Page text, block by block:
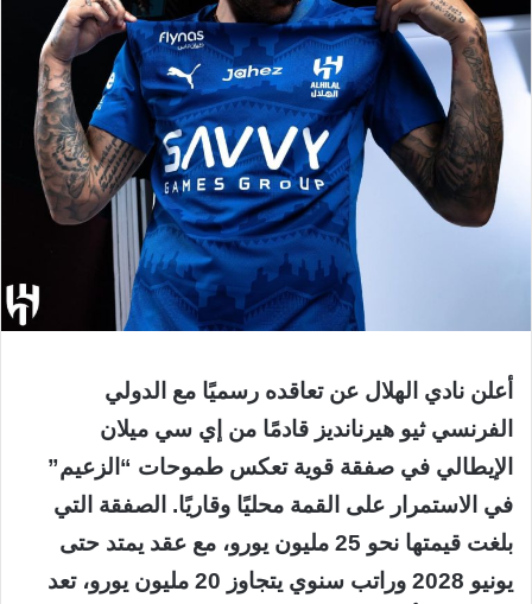
أعلن نادي الهلال عن تعاقده رسميًا مع الدولي
الفرنسي ثيو هيرنانديز قادمًا من إي سي ميلان
الإيطالي في صفقة قوية تعكس طموحات “الزعيم”
في الاستمرار على القمة محليًا وقاريًا. الصفقة التي
بلغت قيمتها نحو 25 مليون يورو، مع عقد يمتد حتى
يونيو 2028 وراتب سنوي يتجاوز 20 مليون يورو، تعد